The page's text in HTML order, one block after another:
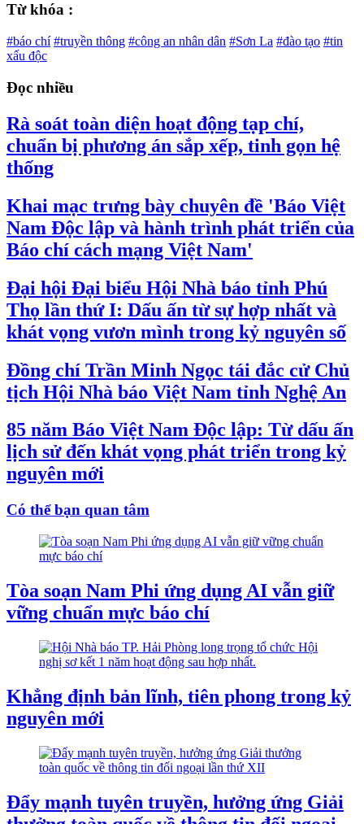
Từ khóa :
#báo chí #truyền thông #công an nhân dân #Sơn La #đào tạo #tin
xấu độc
Đọc nhiều
Rà soát toàn diện hoạt động tạp chí,
chuẩn bị phương án sắp xếp, tinh gọn hệ
thống
Khai mạc trưng bày chuyên đề 'Báo Việt
Nam Độc lập và hành trình phát triển của
Báo chí cách mạng Việt Nam'
Đại hội Đại biểu Hội Nhà báo tỉnh Phú
Thọ lần thứ I: Dấu ấn từ sự hợp nhất và
khát vọng vươn mình trong kỷ nguyên số
Đồng chí Trần Minh Ngọc tái đắc cử Chủ
tịch Hội Nhà báo Việt Nam tỉnh Nghệ An
85 năm Báo Việt Nam Độc lập: Từ dấu ấn
lịch sử đến khát vọng phát triển trong kỷ
nguyên mới
Có thể bạn quan tâm
Tòa soạn Nam Phi ứng dụng AI vẫn giữ
vững chuẩn mực báo chí
Khẳng định bản lĩnh, tiên phong trong kỷ
nguyên mới
Đẩy mạnh tuyên truyền, hưởng ứng Giải